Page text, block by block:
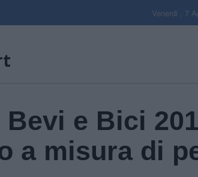
Venerdi , 7
Bevi e Bici
a misura di